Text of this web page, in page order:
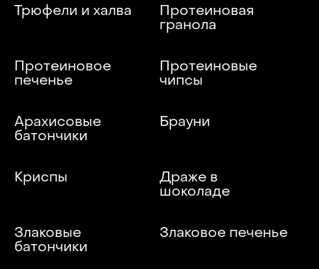
Трюфели и халва
Протеиновая
гранола
Протеиновое
печенье
Протеиновые
чипсы
Арахисовые
батончики
Брауни
Криспы
Драже в
шоколаде
Злаковые
батончики
Злаковое печенье